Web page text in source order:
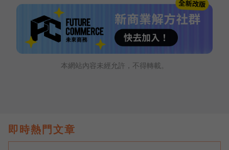
本網站內容未經允許，不得轉載。
即時熱門文章